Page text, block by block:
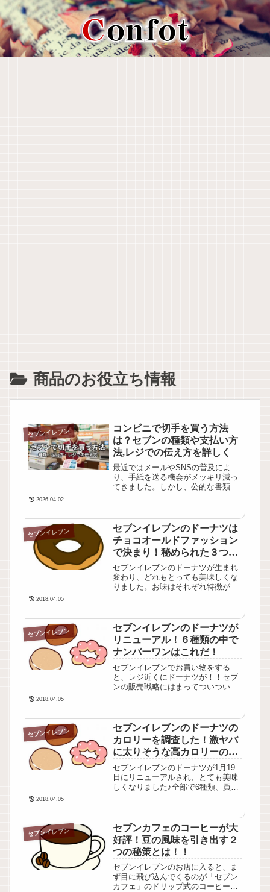
商品のお役立ち情報
セブンイレブン
コンビニで切手を買う方法
は？セブンの種類や支払い方
法,レジでの伝え方を詳しく
最近ではメールやSNSの普及によ
り、手紙を送る機会がメッキリ減っ
てきました。しかし、公的な書類の
頼りになるのがコンビニエンススト
アです。セブンでの切手購入：レジ
で金額を指定して現金かnanacoで購
入可能...
2026.04.02
セブンイレブン
セブンイレブンのドーナツは
チョコオールドファッション
で決まり！秘められた３つの
魅力とは？？
セブンイレブンのドーナツが生まれ
変わり、どれもとっても美味しくな
りました。お味はそれぞれ特徴があ
は、チョコオールドファッションの
魅力を徹底分析してみることに！そ
こには秘められた３つの魅力があっ
たのです。果たし...
2018.04.05
セブンイレブン
セブンイレブンのドーナツが
リニューアル！６種類の中で
ナンバーワンはこれだ！
セブンイレブンでお買い物をする
と、レジ近くにドーナツが！！セブ
ンの販売戦略にはまってついつい買
か？生地の原料や製法が見直され、
とても美味しくなりました♡ 見た
目も以前よりシンプルで大人っぽく
なった感...
2018.04.05
セブンイレブン
セブンイレブンのドーナツの
カロリーを調査した！激ヤバ
に太りそうな高カロリーのも
のは？？
セブンイレブンのドーナツが1月19
日にリニューアルされ、とても美味
しくなりました♪全部で6種類、買い
しまいます(笑)。しかしながら、女
子にとって食べ過ぎは禁物。いつの
間にか太ってしまった、と言うので
は困り...
2018.04.05
セブンイレブン
セブンカフェのコーヒーが大
好評！豆の風味を引き出す２
つの秘策とは！！
セブンイレブンのお店に入ると、ま
ず目に飛び込んでくるのが「セブン
カフェ」のドリップ式のコーヒーマ